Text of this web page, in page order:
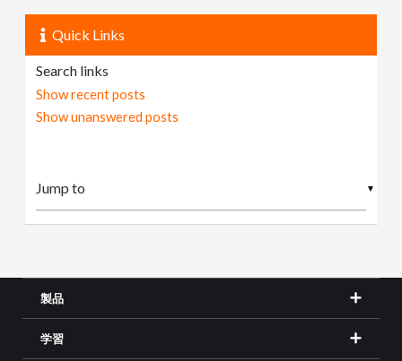
Quick Links
Search links
Show recent posts
Show unanswered posts
▼
製品
学習